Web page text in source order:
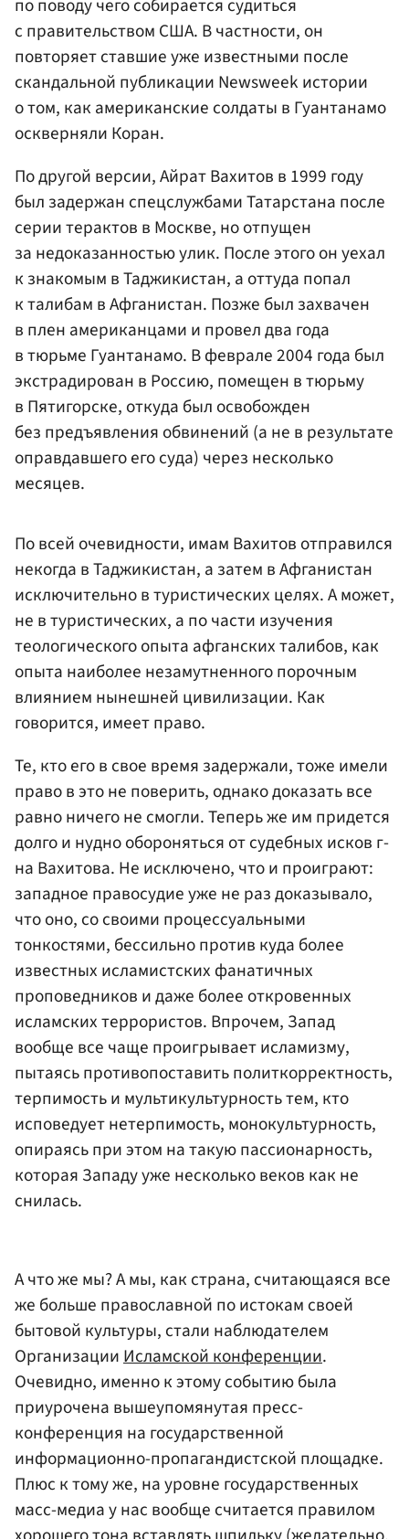
по поводу чего собирается судиться
с правительством США. В частности, он
повторяет ставшие уже известными после
скандальной публикации Newsweek истории
о том, как американские солдаты в Гуантанамо
оскверняли Коран.
По другой версии, Айрат Вахитов в 1999 году
был задержан спецслужбами Татарстана после
серии терактов в Москве, но отпущен
за недоказанностью улик. После этого он уехал
к знакомым в Таджикистан, а оттуда попал
к талибам в Афганистан. Позже был захвачен
в плен американцами и провел два года
в тюрьме Гуантанамо. В феврале 2004 года был
экстрадирован в Россию, помещен в тюрьму
в Пятигорске, откуда был освобожден
без предъявления обвинений (а не в результате
оправдавшего его суда) через несколько
месяцев.
По всей очевидности, имам Вахитов отправился
некогда в Таджикистан, а затем в Афганистан
исключительно в туристических целях. А может,
не в туристических, а по части изучения
теологического опыта афганских талибов, как
опыта наиболее незамутненного порочным
влиянием нынешней цивилизации. Как
говорится, имеет право.
Те, кто его в свое время задержали, тоже имели
право в это не поверить, однако доказать все
равно ничего не смогли. Теперь же им придется
долго и нудно обороняться от судебных исков г-
на Вахитова. Не исключено, что и проиграют:
западное правосудие уже не раз доказывало,
что оно, со своими процессуальными
тонкостями, бессильно против куда более
известных исламистских фанатичных
проповедников и даже более откровенных
исламских террористов. Впрочем, Запад
вообще все чаще проигрывает исламизму,
пытаясь противопоставить политкорректность,
терпимость и мультикультурность тем, кто
исповедует нетерпимость, монокультурность,
опираясь при этом на такую пассионарность,
которая Западу уже несколько веков как не
снилась.
А что же мы? А мы, как страна, считающаяся все
же больше православной по истокам своей
бытовой культуры, стали наблюдателем
ОрганизацииИсламской конференции.
Очевидно, именно к этому событию была
приурочена вышеупомянутая пресс-
конференция на государственной
информационно-пропагандистской площадке.
Плюс к тому же, на уровне государственных
масс-медиа у нас вообще считается правилом